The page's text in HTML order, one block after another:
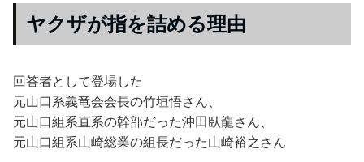
ヤクザが指を詰める理由
回答者として登場した
元山口系義竜会会長の竹垣悟さん、
元山口組系直系の幹部だった沖田臥龍さん、
元山口組系山崎総業の組長だった山崎裕之さん